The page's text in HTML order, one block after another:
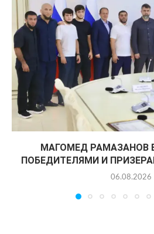
МАГОМЕД РАМАЗАНОВ
ПОБЕДИТЕЛЯМИ И
06.08.2026